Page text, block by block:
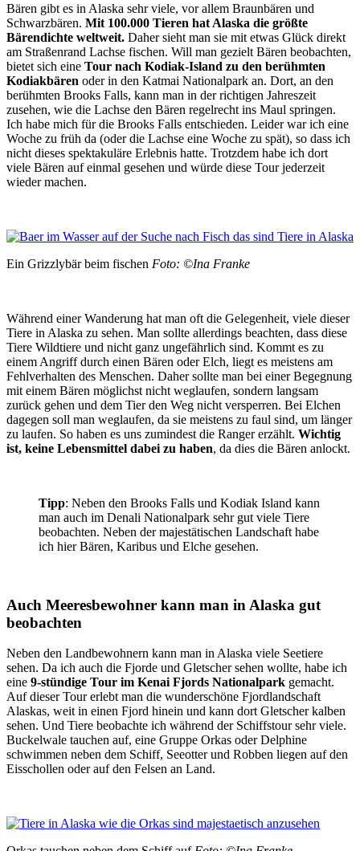
Bären gibt es in Alaska sehr viele, vor allem Braunbären und
Schwarzbären. Mit 100.000 Tieren hat Alaska die größte
Bärendichte weltweit. Daher sieht man sie mit etwas Glück direkt
am Straßenrand Lachse fischen. Will man gezielt Bären beobachten,
bietet sich eine Tour nach Kodiak-Island zu den berühmten
Kodiakbären oder in den Katmai Nationalpark an. Dort, an den
berühmten Brooks Falls, kann man in der richtigen Jahreszeit
zusehen, wie die Lachse den Bären regelrecht ins Maul springen.
Ich habe mich für die Brooks Falls entschieden. Leider war ich eine
Woche zu früh da (oder die Lachse eine Woche zu spät), so dass ich
nicht dieses spektakuläre Erlebnis hatte. Trotzdem habe ich dort
viele Bären auf einmal gesehen und würde diese Tour jederzeit
wieder machen.
Ein Grizzlybär beim fischen Foto: ©Ina Franke
Während einer Wanderung hat man oft die Gelegenheit, viele dieser
Tiere in Alaska zu sehen. Man sollte allerdings beachten, dass diese
Tiere Wildtiere und nicht ganz ungefährlich sind. Kommt es zu
einem Angriff durch einen Bären oder Elch, liegt es meistens am
Fehlverhalten des Menschen. Daher sollte man bei einer Begegnung
mit einem Bären möglichst nicht weglaufen, sondern langsam
zurück gehen und dem Tier den Weg nicht versperren. Bei Elchen
dagegen soll man weglaufen, da sie meistens zu faul sind, um länger
zu laufen. So haben es uns zumindest die Ranger erzählt. Wichtig
ist, keine Lebensmittel dabei zu haben, da dies die Bären anlockt.
Tipp: Neben den Brooks Falls und Kodiak Island kann
man auch im Denali Nationalpark sehr gut viele Tiere
beobachten. Neben der majestätischen Landschaft habe
ich hier Bären, Karibus und Elche gesehen.
Auch Meeresbewohner kann man in Alaska gut
beobachten
Neben den Landbewohnern kann man in Alaska viele Seetiere
sehen. Da ich auch die Fjorde und Gletscher sehen wollte, habe ich
eine 9-stündige Tour im Kenai Fjords Nationalpark gemacht.
Auf dieser Tour erlebt man die wunderschöne Fjordlandschaft
Alaskas, weit in einen Fjord hinein und kann dort Gletscher kalben
sehen. Und Tiere beobachte ich während der Schiffstour sehr viele.
Buckelwale tauchen auf, eine Gruppe Orkas oder Delphine
schwimmen neben dem Schiff, Seeotter und Robben liegen auf den
Eisschollen oder auf den Felsen an Land.